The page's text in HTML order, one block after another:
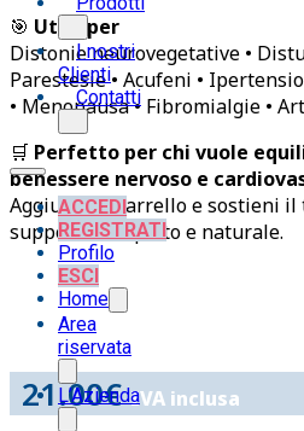
I nostri
Clienti
Contatti
ACCEDI
REGISTRATI
Profilo
ESCI
Home
Area
riservata
L’Azienda
🎯 Utile per
Distonie neurovegetative •
Parestesie • Acufeni •
• Menopausa • Fibromialgie •
🛒 Perfetto per chi vuole
benessere nervoso e
Aggiungi al carrello e sostieni il
supporto completo e naturale.
21.00€ IVA inclusa